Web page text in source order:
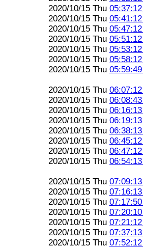
2020/10/15 Thu 05:37:12
2020/10/15 Thu 05:41:12
2020/10/15 Thu 05:47:12
2020/10/15 Thu 05:51:12
2020/10/15 Thu 05:53:12
2020/10/15 Thu 05:58:12
2020/10/15 Thu 05:59:49
2020/10/15 Thu 06:07:12
2020/10/15 Thu 06:08:43
2020/10/15 Thu 06:16:13
2020/10/15 Thu 06:19:13
2020/10/15 Thu 06:38:13
2020/10/15 Thu 06:45:12
2020/10/15 Thu 06:47:12
2020/10/15 Thu 06:54:13
2020/10/15 Thu 07:09:13
2020/10/15 Thu 07:16:13
2020/10/15 Thu 07:17:50
2020/10/15 Thu 07:20:10
2020/10/15 Thu 07:21:12
2020/10/15 Thu 07:37:13
2020/10/15 Thu 07:52:12